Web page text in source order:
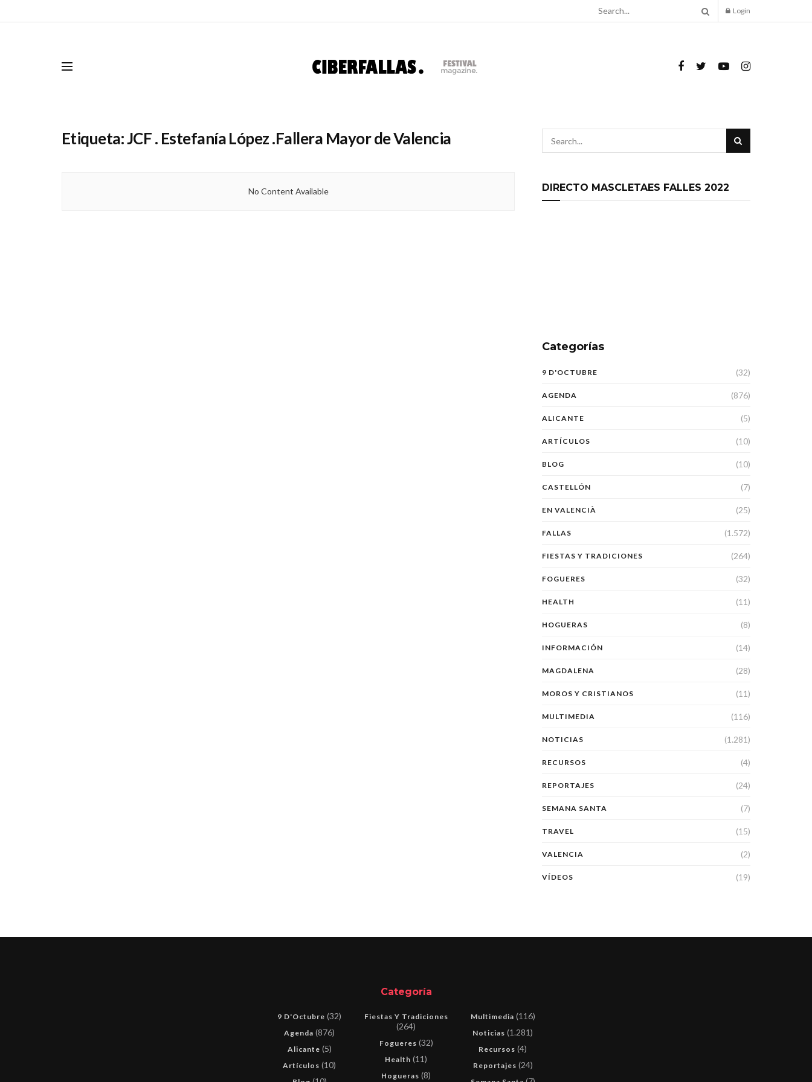
Login
Etiqueta:JCF . Estefanía López .Fallera Mayor de Valencia
No Content Available DIRECTO MASCLETAES FALLES 2022
Categorías
9 D'OCTUBRE (32)
AGENDA (876)
ALICANTE (5)
ARTÍCULOS (10)
BLOG (10)
CASTELLÓN (7)
EN VALENCIÀ (25)
FALLAS (1.572)
FIESTAS Y TRADICIONES (264)
FOGUERES (32)
HEALTH (11)
HOGUERAS (8)
INFORMACIÓN (14)
MAGDALENA (28)
MOROS Y CRISTIANOS (11)
MULTIMEDIA (116)
NOTICIAS (1.281)
RECURSOS (4)
REPORTAJES (24)
SEMANA SANTA (7)
TRAVEL (15)
VALENCIA (2)
VÍDEOS (19)
Categoría
9 D'Octubre (32)
Agenda (876)
Alicante (5)
Artículos (10)
Fiestas Y Tradiciones
(264)
Fogueres (32)
Health (11)
Hogueras (8)
Multimedia (116)
Noticias (1.281)
Recursos (4)
Reportajes (24)